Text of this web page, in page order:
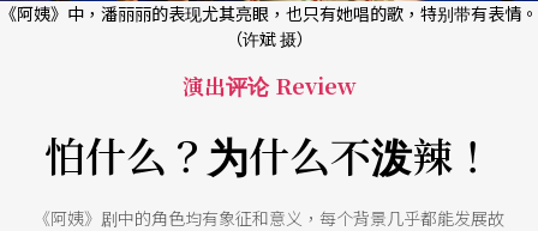
《阿姨》中，潘丽丽的表现尤其亮眼，也只有她唱的歌，特别带有表情。
（许斌 摄）
演出评论 Review
怕什么？为什么不泼辣！
《阿姨》剧中的角色均有象征和意义，每个背景几乎都能发展故